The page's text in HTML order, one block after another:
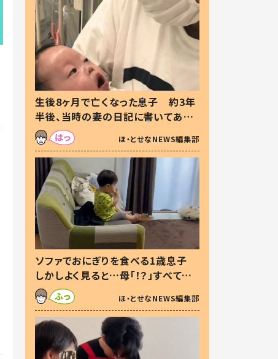
生後8ヶ月で亡くなった息子 約3年
半後、当時の妻の日記に書いてあっ
た本音とは
ほ・とせなNEWS編集部
ソファでおにぎりを食べる1歳息子
しかしよく見ると…母「！？」すべてを
察した母の投稿に「可愛いから許
す！」「現行犯〜」
ほ・とせなNEWS編集部